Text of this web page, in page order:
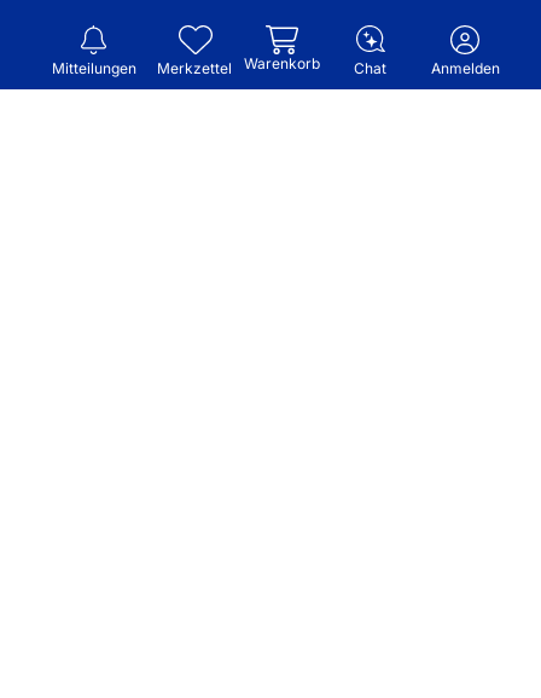
Mitteilungen Merkzettel Warenkorb Chat Anmelden